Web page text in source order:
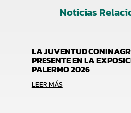
Noticias
LA JUVENTUD
PRESENTE EN LA
PALERMO 2026
LEER MÁS